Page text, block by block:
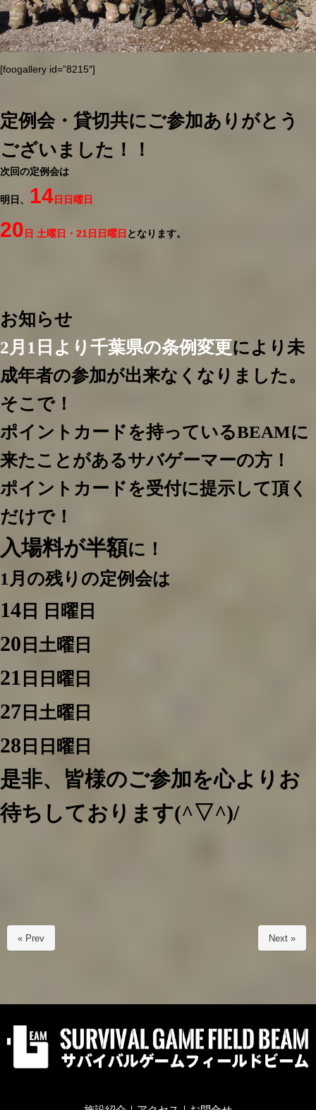
[foogallery id=”8215″]
定例会・貸切共にご参加ありがとう
ございました！！
次回の定例会は
明日、 14 日日曜日
20 日 土曜日・21日日曜日 となります。
お知らせ
2月1日より千葉県の条例変更により未
成年者の参加が出来なくなりました。
そこで！
ポイントカードを持っているBEAMに
来たことがあるサバゲーマーの方！
ポイントカードを受付に提示して頂く
だけで！
入場料が半額に！
1月の残りの定例会は
14 日 日曜日
20 日土曜日
21 日日曜日
27 日土曜日
28 日日曜日
是非、皆様のご参加を心よりお
待ちしております(^▽^)/
« Prev Next »